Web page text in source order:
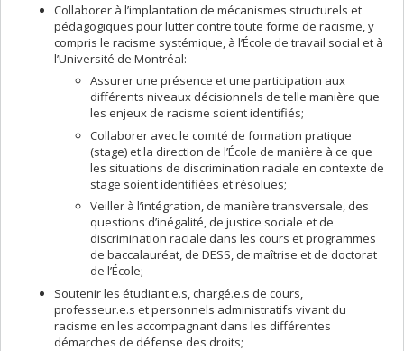
Collaborer à l’implantation de mécanismes structurels et
pédagogiques pour lutter contre toute forme de racisme, y
compris le racisme systémique, à l’École de travail social et à
l’Université de Montréal:
Assurer une présence et une participation aux
différents niveaux décisionnels de telle manière que
les enjeux de racisme soient identifiés;
Collaborer avec le comité de formation pratique
(stage) et la direction de l’École de manière à ce que
les situations de discrimination raciale en contexte de
stage soient identifiées et résolues;
Veiller à l’intégration, de manière transversale, des
questions d’inégalité, de justice sociale et de
discrimination raciale dans les cours et programmes
de baccalauréat, de DESS, de maîtrise et de doctorat
de l’École;
Soutenir les étudiant.e.s, chargé.e.s de cours,
professeur.e.s et personnels administratifs vivant du
racisme en les accompagnant dans les différentes
démarches de défense des droits;